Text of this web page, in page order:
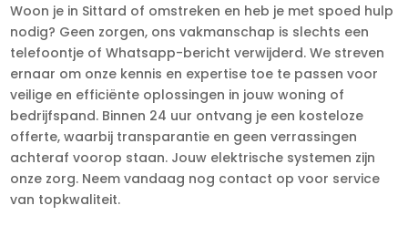
Woon je in Sittard of omstreken en heb je met spoed hulp
nodig? Geen zorgen, ons vakmanschap is slechts een
telefoontje of Whatsapp-bericht verwijderd. We streven
ernaar om onze kennis en expertise toe te passen voor
veilige en efficiënte oplossingen in jouw woning of
bedrijfspand. Binnen 24 uur ontvang je een kosteloze
offerte, waarbij transparantie en geen verrassingen
achteraf voorop staan. Jouw elektrische systemen zijn
onze zorg. Neem vandaag nog contact op voor service
van topkwaliteit.